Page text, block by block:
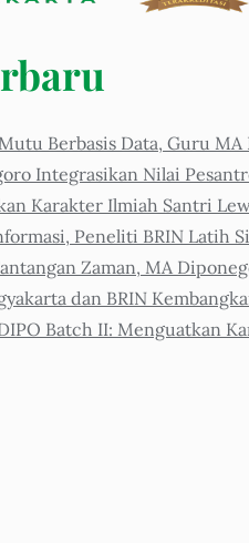
Berbasis Data, Guru
Integrasikan Nilai
Karakter Ilmiah Santri
Peneliti BRIN Latih
Zaman, MA
dan BRIN
Batch II: Menguatkan